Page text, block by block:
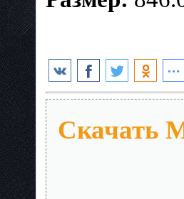
Скачать